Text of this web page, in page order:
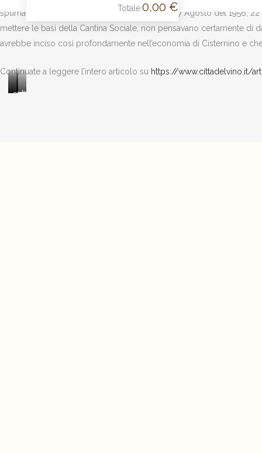
Totale:0,00 €
spumanti e oli extravergini di oliva. Quando, il 27 Agosto del 1956,
mettere le basi della Cantina Sociale, non pensavano certamente di
avrebbe inciso così profondamente nell’economia di Cisternino e
Continuate a leggere l’intero articolo su https://www.cittadelvino.it/
charset=Ascii
charset=Ascii
binary